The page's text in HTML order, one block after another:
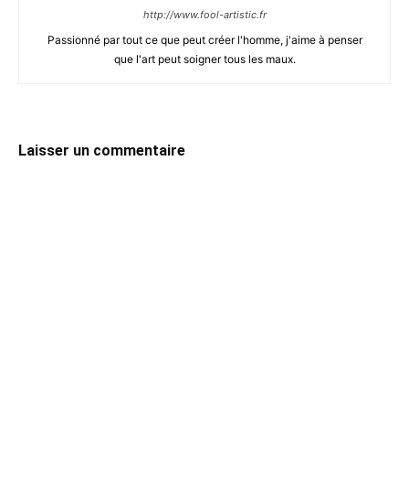
http://www.fool-artistic.fr
Passionné par tout ce que peut créer l'homme, j'aime à penser
que l'art peut soigner tous les maux.
Laisser un commentaire